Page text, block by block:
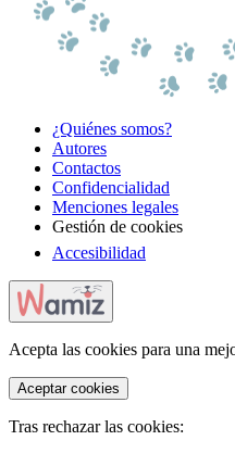
¿Quiénes somos?
Autores
Contactos
Confidencialidad
Menciones legales
Gestión de cookies
Accesibilidad
Acepta las cookies para una
Aceptar cookies
Tras rechazar las cookies: